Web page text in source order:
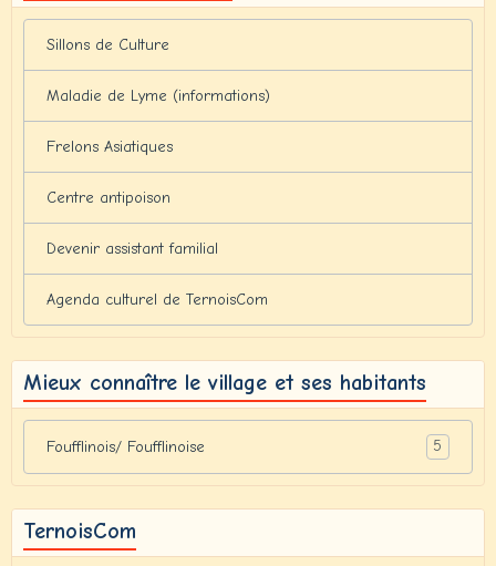
Sillons de Culture
Maladie de Lyme (informations)
Frelons Asiatiques
Centre antipoison
Devenir assistant familial
Agenda culturel de TernoisCom
Mieux connaître le village et ses habitants
Foufflinois/ Foufflinoise 5
TernoisCom